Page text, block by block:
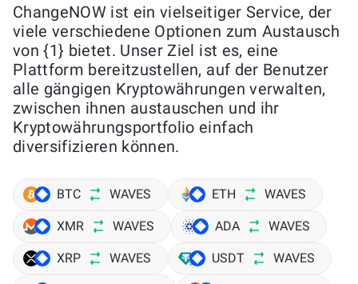
ChangeNOW ist ein vielseitiger Service, der
viele verschiedene Optionen zum Austausch
von {1} bietet. Unser Ziel ist es, eine
Plattform bereitzustellen, auf der Benutzer
alle gängigen Kryptowährungen verwalten,
zwischen ihnen austauschen und ihr
Kryptowährungsportfolio einfach
diversifizieren können.
BTC WAVES ETH WAVES
XMR WAVES ADA WAVES
XRP WAVES USDT WAVES